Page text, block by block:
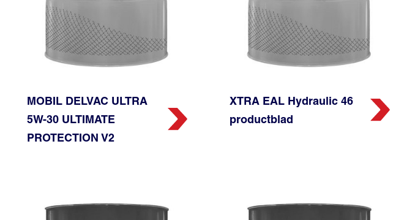
MOBIL DELVAC ULTRA️
5W-30 ULTIMATE
PROTECTION V2
XTRA EAL Hydraulic 46
productblad